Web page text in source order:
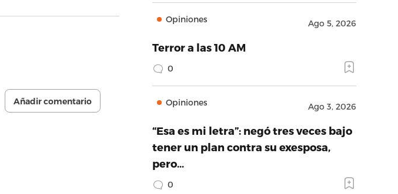
Añadir comentario
Opiniones Ago 5, 2026
Terror a las 10 AM
0
Opiniones Ago 3, 2026
“Esa es mi letra”: negó tres veces bajo
tener un plan contra su exesposa,
pero…
0